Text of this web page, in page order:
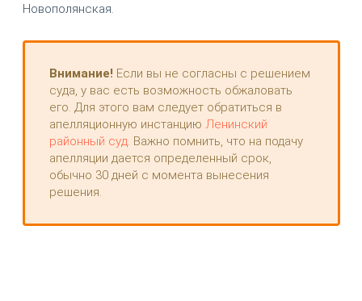
Новополянская.
Внимание! Если вы не согласны с решением
суда, у вас есть возможность обжаловать
его. Для этого вам следует обратиться в
апелляционную инстанцию Ленинский
районный суд. Важно помнить, что на подачу
апелляции дается определенный срок,
обычно 30 дней с момента вынесения
решения.